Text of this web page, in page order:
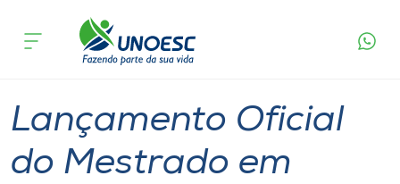
Cursos
Pesquisa
acontece
Lançamento Oficial
do Mestrado em